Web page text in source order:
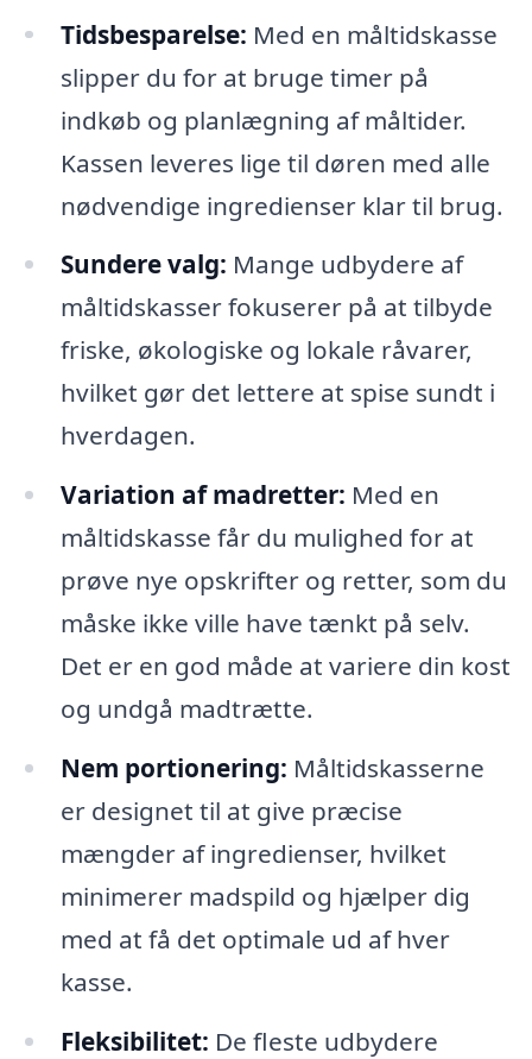
Tidsbesparelse: Med en måltidskasse
slipper du for at bruge timer på
indkøb og planlægning af måltider.
Kassen leveres lige til døren med alle
nødvendige ingredienser klar til brug.
Sundere valg: Mange udbydere af
måltidskasser fokuserer på at tilbyde
friske, økologiske og lokale råvarer,
hvilket gør det lettere at spise sundt i
hverdagen.
Variation af madretter: Med en
måltidskasse får du mulighed for at
prøve nye opskrifter og retter, som du
måske ikke ville have tænkt på selv.
Det er en god måde at variere din kost
og undgå madtrætte.
Nem portionering: Måltidskasserne
er designet til at give præcise
mængder af ingredienser, hvilket
minimerer madspild og hjælper dig
med at få det optimale ud af hver
kasse.
Fleksibilitet: De fleste udbydere